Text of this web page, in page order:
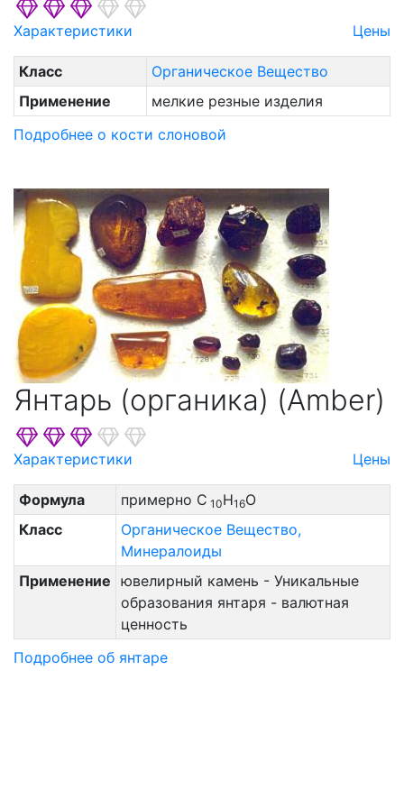
Характеристики Цены
Класс
Органическое Вещество
Применение
мелкие резные изделия
Подробнее о кости слоновой
Янтарь (органика) (Amber)
Характеристики Цены
Формула примерно C 10H16O
Класс
Органическое Вещество,
Минералоиды
Применение ювелирный камень - Уникальные
образования янтаря - валютная
ценность
Подробнее об янтаре